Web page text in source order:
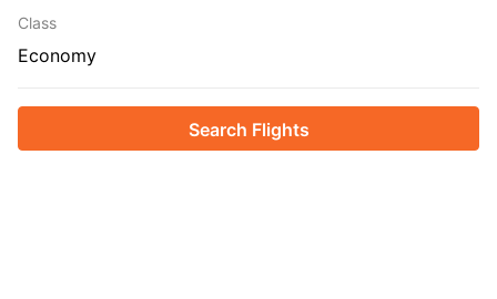
Class
Economy